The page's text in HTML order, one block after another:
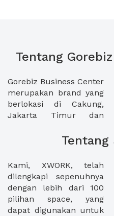
Tentang
Gorebiz Business Center
merupakan brand yang
berlokasi di Cakung,
Jakarta Timur dan
merupakan penyedia
ruangan meeting dan
Kami, XWORK, telah
dilengkapi sepenuhnya
dengan lebih dari 100
pilihan space, yang
dapat digunakan untuk
ruang mereka sendiri.
Tingkatkan
profesionalisme kalian!
Kami memiliki ruangan
yang unik untuk